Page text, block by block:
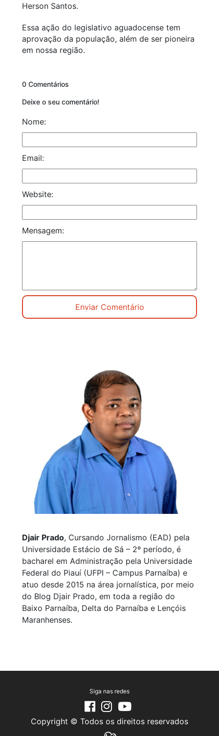
Herson Santos.
Essa ação do legislativo aguadocense tem
aprovação da população, além de ser pioneira
em nossa região.
0 Comentários
Deixe o seu comentário!
Nome:
Email:
Website:
Mensagem:
Djair Prado, Cursando Jornalismo (EAD) pela
Universidade Estácio de Sá – 2º período, é
bacharel em Administração pela Universidade
Federal do Piauí (UFPI – Campus Parnaíba) e
atuo desde 2015 na área jornalística, por meio
do Blog Djair Prado, em toda a região do
Baixo Parnaíba, Delta do Parnaíba e Lençóis
Maranhenses.
Siga nas redes
Copyright © Todos os direitos reservados